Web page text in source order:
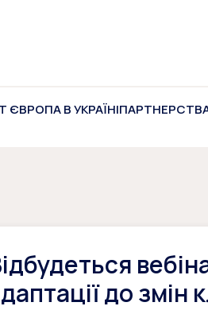
В УКРАЇНІ
до змін